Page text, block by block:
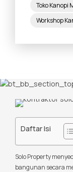
Toko Kanopi
Workshop
Daftar Isi
Solo Property
bangunan secara